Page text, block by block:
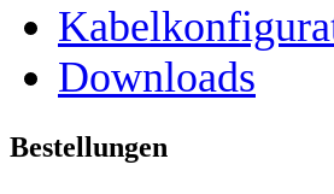
Downloads
Bestellungen